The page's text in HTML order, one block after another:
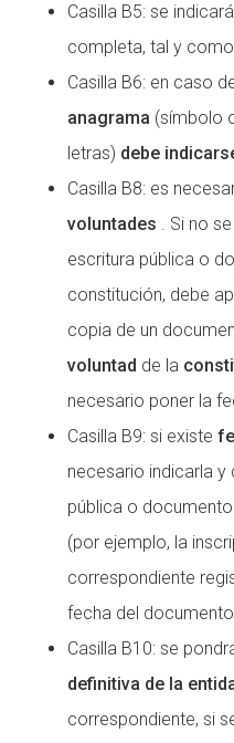
Casilla B5: se
completa, tal y
Casilla B6: en caso
anagrama (símbolo
letras) debe
Casilla B8: es
voluntades . Si no
escritura pública o
constitución, debe
copia de un
voluntad de la
necesario poner la
Casilla B9: si existe
necesario indicarla
pública o
(por ejemplo, la
correspondiente
fecha del
Casilla B10: se
definitiva de la
correspondiente, si